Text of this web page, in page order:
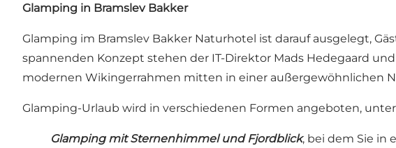
Glamping in Bramslev Bakker
Glamping im Bramslev Bakker Naturhotel ist darauf ausgelegt,
spannenden Konzept stehen der IT-Direktor Mads Hedegaard
modernen Wikingerrahmen mitten in einer außergewöhnlichen
Glamping-Urlaub wird in verschiedenen Formen angeboten,
Glamping mit Sternenhimmel und Fjordblick, bei dem Sie in